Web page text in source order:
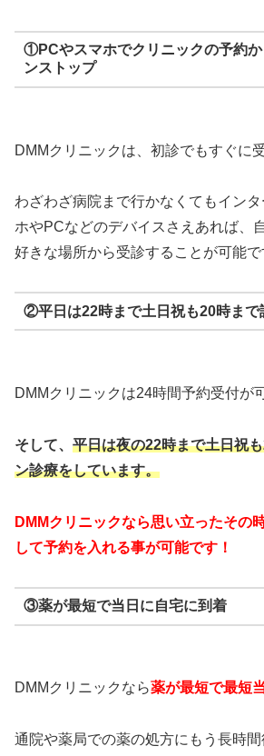
①PCやスマホでクリニックの予約
ンストップ
DMMクリニックは、初診でもすぐに
わざわざ病院まで行かなくてもイン
ホやPCなどのデバイスさえあれば、
好きな場所から受診することが可能で
②平日は22時まで土日祝も20時まで
DMMクリニックは24時間予約受付が
そして、 平日は夜の22時まで土日祝
ン診療をしています。
DMMクリニックなら思い立ったその
して予約を入れる事が可能です！
③薬が最短で当日に自宅に到着
DMMクリニックなら薬が最短で最短
通院や薬局での薬の処方にもう長時